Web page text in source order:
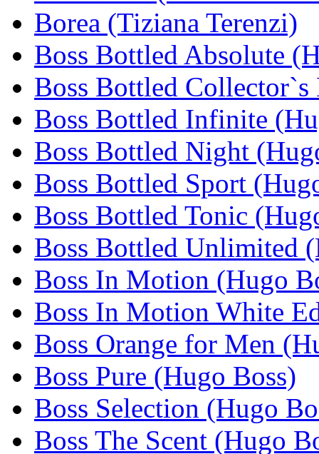
Borea (Tiziana Terenzi)
Boss Bottled Absolute
Boss Bottled
Boss Bottled Infinite
Boss Bottled Night
Boss Bottled Sport
Boss Bottled Tonic
Boss Bottled Unlimited
Boss In Motion (Hugo
Boss In Motion White
Boss Orange for Men
Boss Pure (Hugo Boss)
Boss Selection (Hugo
Boss The Scent (Hugo